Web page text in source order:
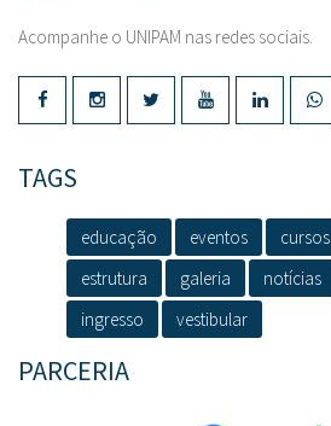
Acompanhe o UNIPAM nas redes sociais.
TAGS
educação eventos cursos
estrutura
galeria notícias
ingresso
vestibular
PARCERIA